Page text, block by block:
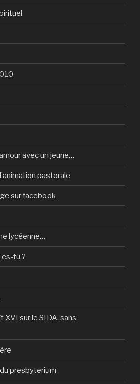
avec un jeune…
pastorale
sur facebook
lycéenne…
tu ?
sur le SIDA, sans
presbyterium